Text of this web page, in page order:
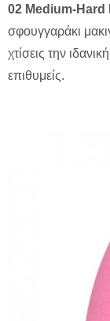
02 Medium-
σφουγγαράκι
χτίσεις την
επιθυμείς.